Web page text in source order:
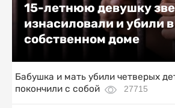
15-летнюю девушку
изнасиловали и убили в
собственном доме
Бабушка и мать убили четверых
покончили с собой
27715